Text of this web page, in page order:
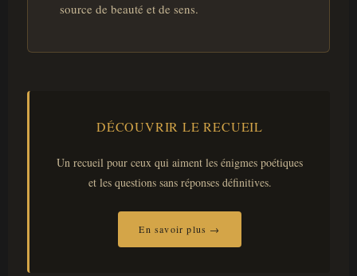
source de beauté et de sens.
DÉCOUVRIR LE RECUEIL
Un recueil pour ceux qui aiment les énigmes poétiques
et les questions sans réponses définitives.
En savoir plus →